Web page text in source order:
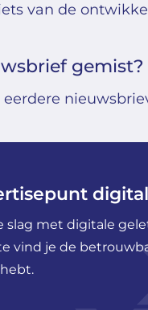
van de
gemist?
slag met digitale
vind je de